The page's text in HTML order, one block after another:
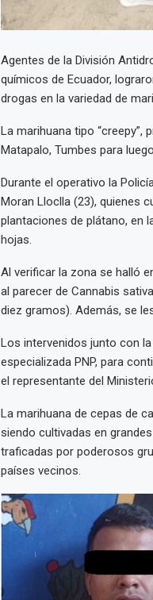
Agentes de la División
químicos de Ecuador,
drogas en la variedad de
La marihuana tipo “creepy”,
Matapalo, Tumbes para
Durante el operativo la
Moran Lloclla (23), quienes
plantaciones de plátano, en
hojas.
Al verificar la zona se halló
al parecer de Cannabis
diez gramos). Además, se
Los intervenidos junto con
especializada PNP, para
el representante del
La marihuana de cepas de
siendo cultivadas en
traficadas por poderosos
países vecinos.